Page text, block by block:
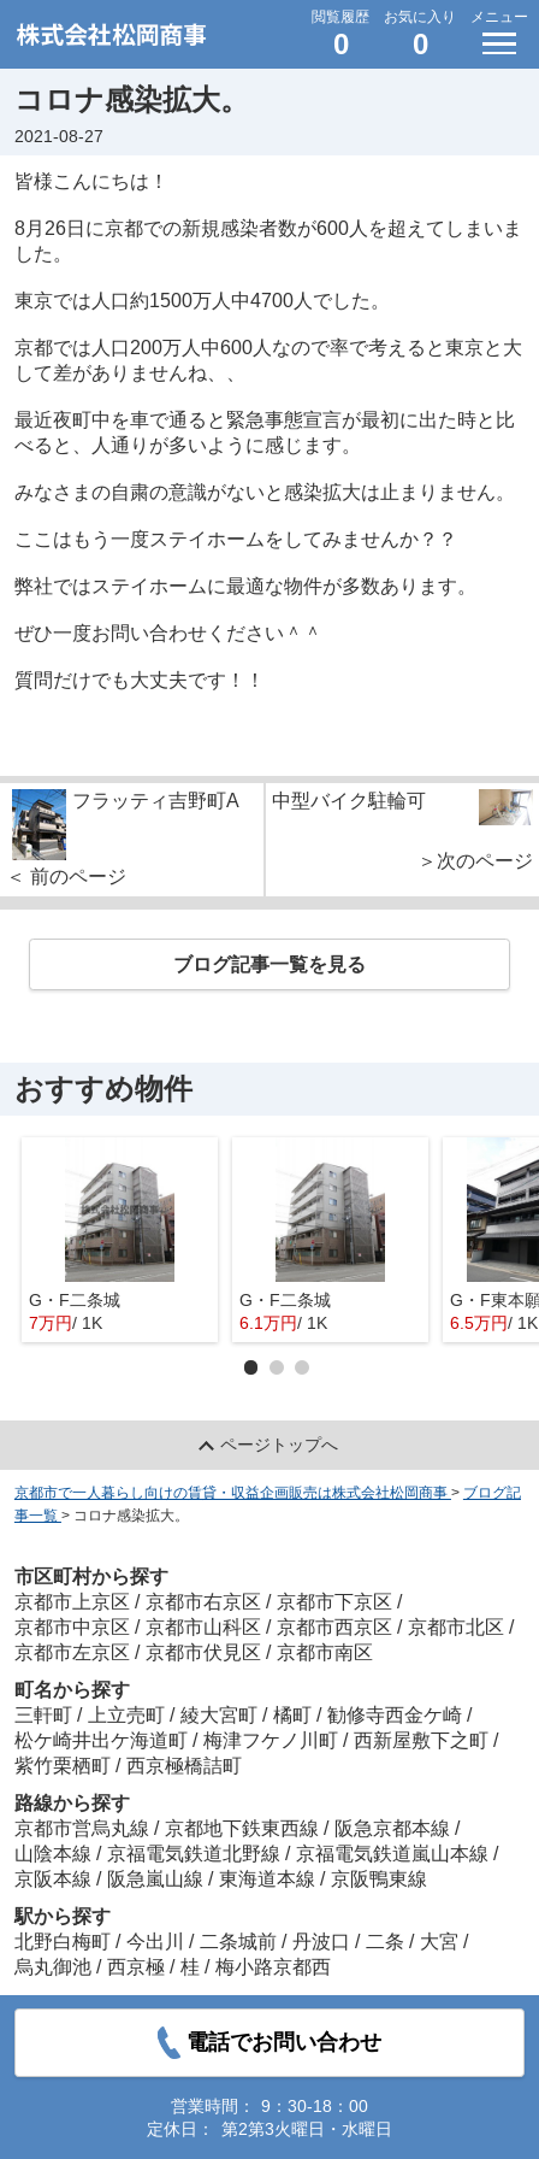
閲覧履歴
0
お気に入り
0
メニュー
コロナ感染拡大。
2021-08-27
皆様こんにちは！
8月26日に京都での新規感染者数が600人を超えてしまいま
した。
東京では人口約1500万人中4700人でした。
京都では人口200万人中600人なので率で考えると東京と大
して差がありませんね、、
最近夜町中を車で通ると緊急事態宣言が最初に出た時と比
べると、人通りが多いように感じます。
みなさまの自粛の意識がないと感染拡大は止まりません。
ここはもう一度ステイホームをしてみませんか？？
弊社ではステイホームに最適な物件が多数あります。
ぜひ一度お問い合わせください＾＾
質問だけでも大丈夫です！！
フラッティ吉野町A
＜ 前のページ
中型バイク駐輪可
＞次のページ
ブログ記事一覧を見る
おすすめ物件
G・F二条城
7万円/ 1K
G・F二条城
6.1万円/ 1K
G・F東本
6.5万円/ 1K
ページトップへ
京都市で一人暮らし向けの賃貸・収益企画販売は株式会社松岡商事 > ブログ記
事一覧 > コロナ感染拡大。
市区町村から探す
京都市上京区 / 京都市右京区 / 京都市下京区 /
京都市中京区 / 京都市山科区 / 京都市西京区 / 京都市北区 /
京都市左京区 / 京都市伏見区 / 京都市南区
町名から探す
三軒町 / 上立売町 / 綾大宮町 / 橘町 / 勧修寺西金ケ崎 /
松ケ崎井出ケ海道町 / 梅津フケノ川町 / 西新屋敷下之町 /
紫竹栗栖町 / 西京極橋詰町
路線から探す
京都市営烏丸線 / 京都地下鉄東西線 / 阪急京都本線 /
山陰本線 / 京福電気鉄道北野線 / 京福電気鉄道嵐山本線 /
京阪本線 / 阪急嵐山線 / 東海道本線 / 京阪鴨東線
駅から探す
北野白梅町 / 今出川 / 二条城前 / 丹波口 / 二条 / 大宮 /
烏丸御池 / 西京極 / 桂 / 梅小路京都西
電話でお問い合わせ
営業時間：
9：30-18：00
定休日：
第2第3火曜日・水曜日